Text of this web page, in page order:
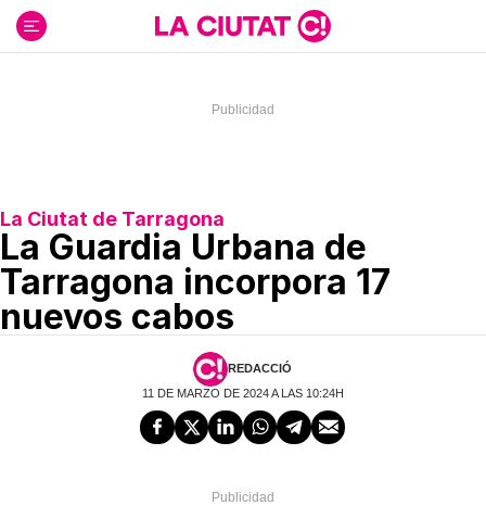
contenido
La Ciutat de Tarragona
La Guardia Urbana de
Tarragona incorpora 17
nuevos cabos
REDACCIÓ
11 DE MARZO DE 2024 A LAS 10:24H